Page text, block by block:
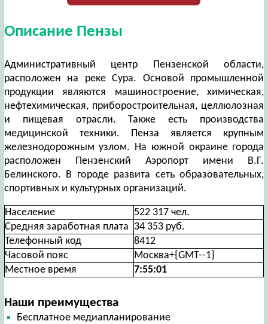
Описание Пензы
Административный центр Пензенской области,
расположен на реке Сура. Основой промышленной
продукции являются машиностроение, химическая,
нефтехимическая, приборостроительная, целлюлозная
и пищевая отрасли. Также есть производства
медицинской техники. Пенза является крупным
железнодорожным узлом. На южной окраине города
расположен Пензенский Аэропорт имени В.Г.
Белинского. В городе развита сеть образовательных,
спортивных и культурных организаций.
Население
522 317 чел.
Средняя заработная плата 34 353 руб.
Телефонный код
8412
Часовой пояс
Москва+{GMT--1}
Местное время
7:55:02
Наши преимущества
Бесплатное медиапланирование